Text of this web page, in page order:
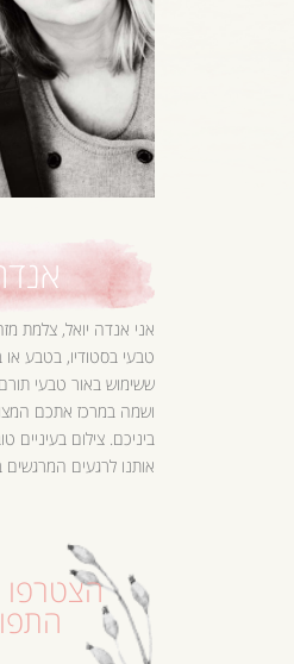
טבעי בסטודיו, בטבע
ששימוש באור טבעי
ושמה במרכז אתכם
ביניכם. צילום בעיניים
אותנו לרגעים המרגשים